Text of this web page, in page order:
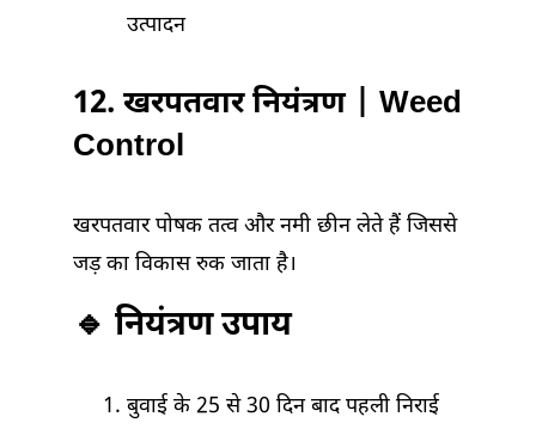
उत्पादन
12. खरपतवार नियंत्रण | Weed
Control
खरपतवार पोषक तत्व और नमी छीन लेते हैं जिससे
जड़ का विकास रुक जाता है।
🔹 नियंत्रण उपाय
बुवाई के 25 से 30 दिन बाद पहली निराई